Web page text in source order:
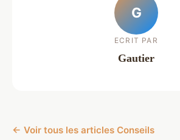
G
ECRIT PAR
Gautier
← Voir tous les articles Conseils